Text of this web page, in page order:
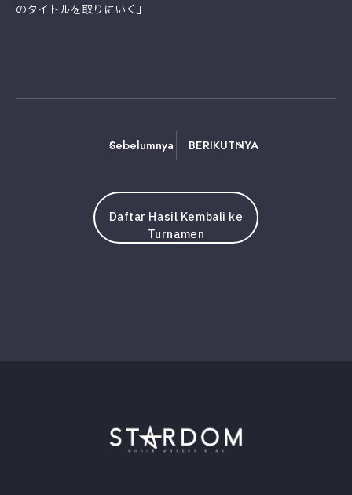
のタイトルを取りにいく」
Sebelumnya BERIKUTNYA
Daftar Hasil Kembali ke
Turnamen